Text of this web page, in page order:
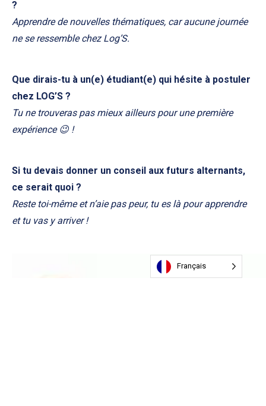
?
Apprendre de nouvelles thématiques, car aucune journée
ne se ressemble chez Log’S.
Que dirais-tu à un(e) étudiant(e) qui hésite à postuler
chez LOG’S ?
Tu ne trouveras pas mieux ailleurs pour une première
expérience 😉 !
Si tu devais donner un conseil aux futurs alternants,
ce serait quoi ?
Reste toi-même et n’aie pas peur, tu es là pour apprendre
et tu vas y arriver !
Français